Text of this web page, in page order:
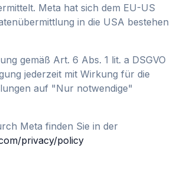
Meta hat sich dem EU-US
in die USA bestehen
gemäß Art. 6 Abs. 1 lit. a DSGVO
jederzeit mit Wirkung für die
auf "Nur notwendige"
Meta finden Sie in der
privacy/policy